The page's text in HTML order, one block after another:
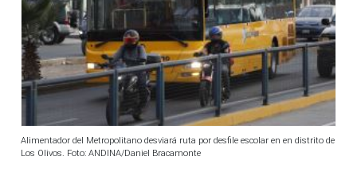
Alimentador del Metropolitano desviará ruta por desfile escolar en en distrito de
Los Olivos. Foto: ANDINA/Daniel Bracamonte